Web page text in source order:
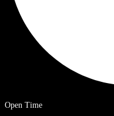
Open Time
9 a.m. – 8 p.m. Ora solare cinese.